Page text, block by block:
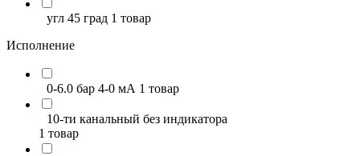
угл 45 град 1 товар
Исполнение
0-6.0 бар 4-0 мА 1 товар
10-ти канальный без индикатора
1 товар